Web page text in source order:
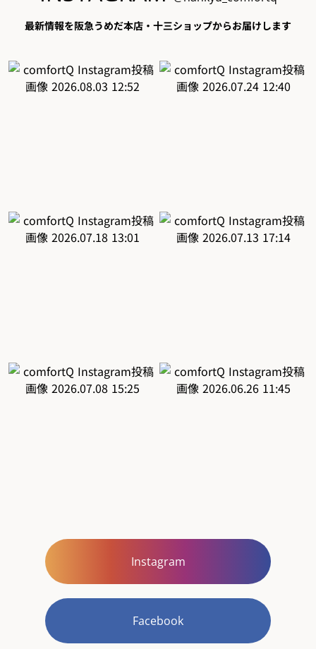
最新情報を阪急うめだ本店・十三ショップからお届けします
Instagram
Facebook